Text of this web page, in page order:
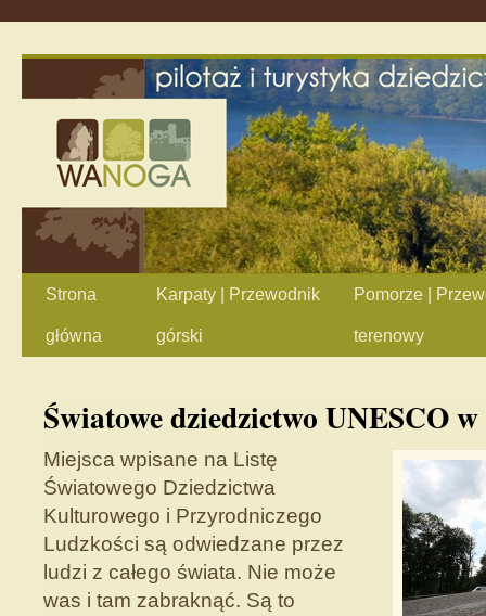
Strona
główna
Karpaty | Przewodnik
górski
Pomorze |
terenowy
Światowe dziedzictwo UNESCO w
Miejsca wpisane na Listę
Światowego Dziedzictwa
Kulturowego i Przyrodniczego
Ludzkości są odwiedzane przez
ludzi z całego świata. Nie może
was i tam zabraknąć. Są to